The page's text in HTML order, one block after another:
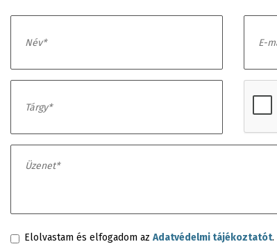
Elolvastam és elfogadom az Adatvédelmi tájékoztatót.